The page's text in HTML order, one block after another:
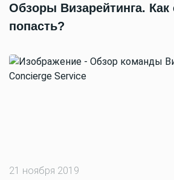
Обзоры Визарейтинга.
попасть?
21 ноября 2019